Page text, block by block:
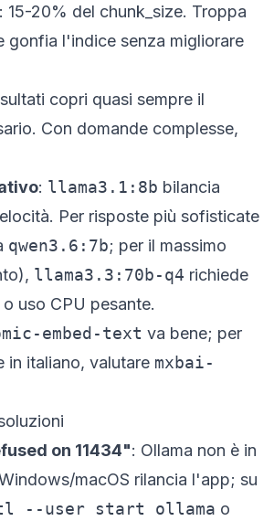
: 15-20% del chunk_size. Troppa
gonfia l'indice senza migliorare
copri quasi sempre il
Con domande complesse,
: llama3.1:8b bilancia
Per risposte più sofisticate
qwen3.6:7b; per il massimo
llama3.3:70b-q4 richiede
uso CPU pesante.
embed-text va bene; per
in italiano, valutare mxbai-
on 11434": Ollama non è in
macOS rilancia l'app; su
--user start ollama o